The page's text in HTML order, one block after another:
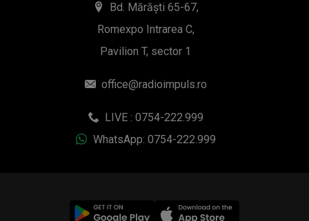
Bd. Mărăști 65-67,
Romexpo Intrarea C,
Pavilion T, sector 1
office@radioimpuls.ro
LIVE : 0754-222.999
WhatsApp: 0754-222.999